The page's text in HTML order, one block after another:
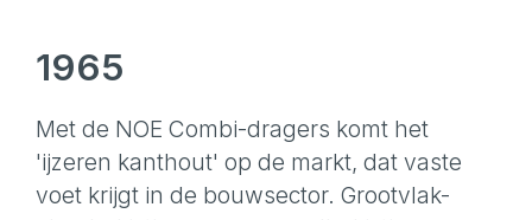
1965
Met de NOE Combi-dragers komt het
'ijzeren kanthout' op de markt, dat vaste
voet krijgt in de bouwsector. Grootvlak-